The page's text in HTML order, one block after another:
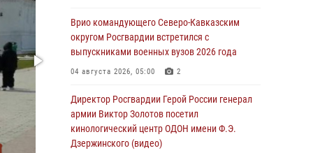
Тонувшего ребенка спас росгвардеец в
Краснодарском крае
07 августа 2026, 12:37
Юные гости из летних лагерей посетили
кинологический центр Росгвардии (видео)
07 августа 2026, 12:20 3 1
Врио командующего Северо-Кавказским
округом Росгвардии встретился с
выпускниками военных вузов 2026 года
04 августа 2026, 05:00 2
Директор Росгвардии Герой России генерал
армии Виктор Золотов посетил
кинологический центр ОДОН имени Ф.Э.
Дзержинского (видео)